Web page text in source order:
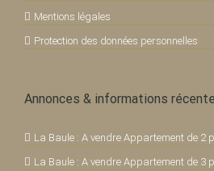
Mentions légales
Protection des données personnelles
Annonces & informations
La Baule : A vendre Appartement de 2
La Baule : A vendre Appartement de 3